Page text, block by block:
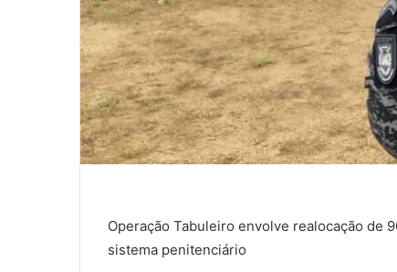
Operação Tabuleiro envolve realocação de
sistema penitenciário